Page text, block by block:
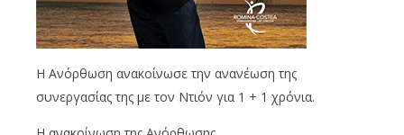
Η Ανόρθωση ανακοίνωσε την ανανέωση της
συνεργασίας της με τον Ντιόν για 1 + 1 χρόνια.